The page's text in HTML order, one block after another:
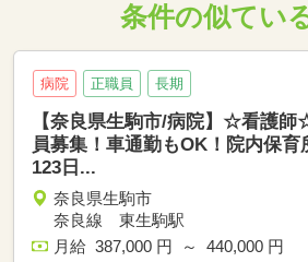
条件の似てい
病院 正職員 長期
【奈良県生駒市/病院】☆看護
員募集！車通勤もOK！院内保育
123日...
奈良県生駒市
奈良線 東生駒駅
月給 387,000 円 ～ 440,000 円